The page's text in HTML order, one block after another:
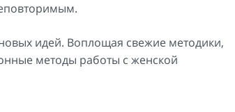
идей. Воплощая свежие методики,
методы работы с женской